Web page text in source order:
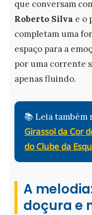
que conversam
Roberto Silva e o
completam uma
espaço para a
por uma corrente
apenas fluindo.
📚 Leia também
Girassol da Cor
do Clube da
A
doçura e